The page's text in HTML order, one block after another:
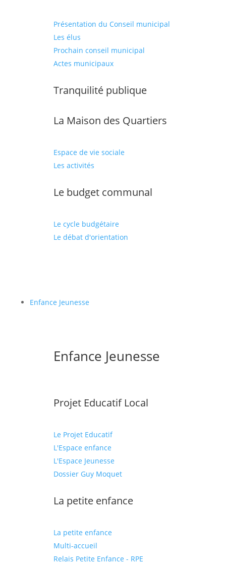
Présentation du Conseil municipal
Les élus
Prochain conseil municipal
Actes municipaux
Tranquilité publique
La Maison des Quartiers
Espace de vie sociale
Les activités
Le budget communal
Le cycle budgétaire
Le débat d'orientation
Enfance Jeunesse
Enfance Jeunesse
Projet Educatif Local
Le Projet Educatif
L'Espace enfance
L'Espace Jeunesse
Dossier Guy Moquet
La petite enfance
La petite enfance
Multi-accueil
Relais Petite Enfance - RPE